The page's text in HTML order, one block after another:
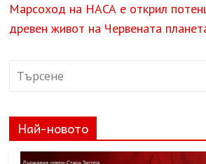
Марсоход на НАСА е открил
древен живот на Червената
Най-новото